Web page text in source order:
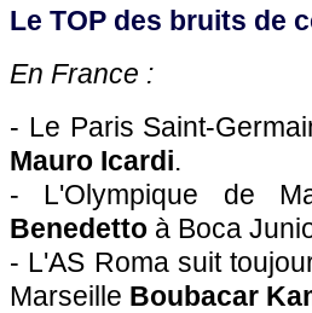
Le TOP des bruits de
En France :
- Le Paris Saint-
Mauro Icardi.
- L'Olympique de
Benedetto à Boca
- L'AS Roma suit
Marseille Boubacar